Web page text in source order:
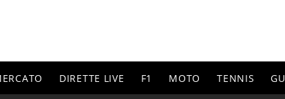
DIRETTE LIVE F1 MOTO TENNIS